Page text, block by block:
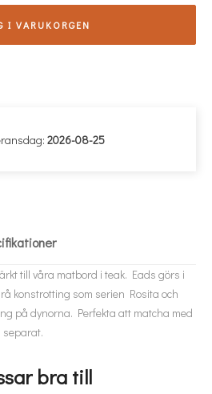
I VARUKORGEN
2026-08-25
till våra matbord i teak. Eads görs i
konstrotting som serien Rosita och
på dynorna. Perfekta att matcha med
bra till